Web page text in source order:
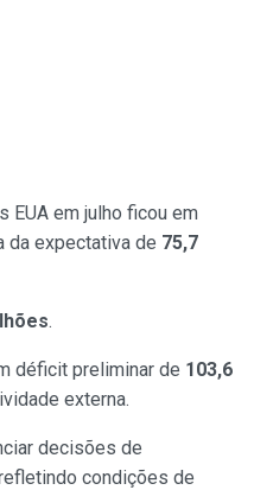
EUA em julho ficou em
da expectativa de 75,7
.
déficit preliminar de 103,6
externa.
decisões de
condições de